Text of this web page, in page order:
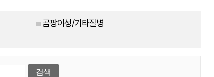
곰팡이성/기타질병